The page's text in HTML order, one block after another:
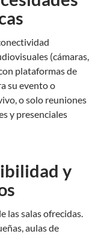
(cámaras,
plataformas de
su evento o
o solo reuniones
y presenciales
y
las salas ofrecidas.
aulas de